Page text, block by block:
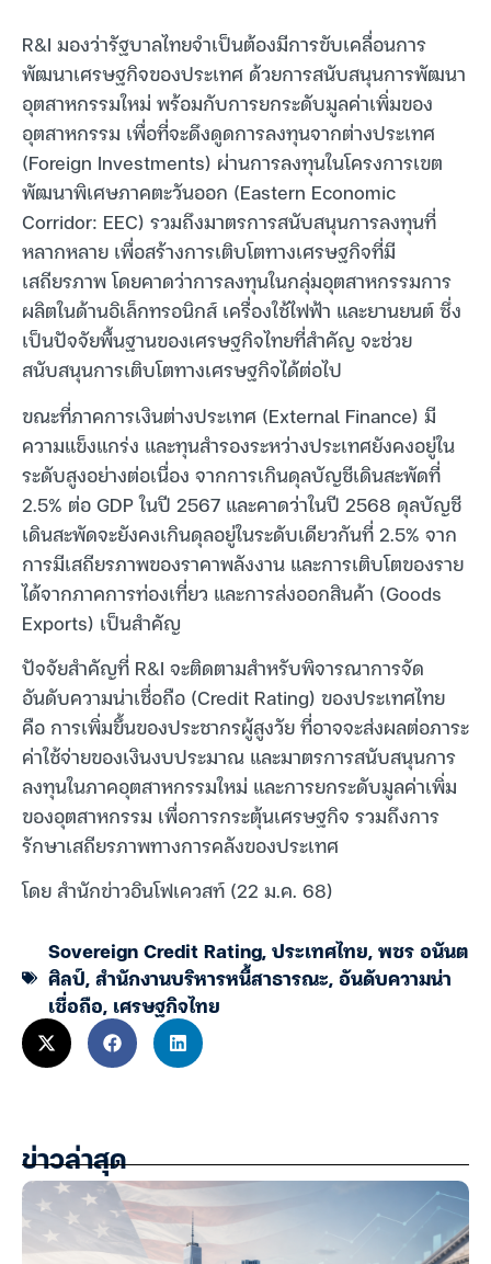
R&I มองว่ารัฐบาลไทยจำเป็นต้องมีการขับเคลื่อนการ
พัฒนาเศรษฐกิจของประเทศ ด้วยการสนับสนุนการพัฒนา
อุตสาหกรรมใหม่ พร้อมกับการยกระดับมูลค่าเพิ่มของ
อุตสาหกรรม เพื่อที่จะดึงดูดการลงทุนจากต่างประเทศ
(Foreign Investments) ผ่านการลงทุนในโครงการเขต
พัฒนาพิเศษภาคตะวันออก (Eastern Economic
Corridor: EEC) รวมถึงมาตรการสนับสนุนการลงทุนที่
หลากหลาย เพื่อสร้างการเติบโตทางเศรษฐกิจที่มี
เสถียรภาพ โดยคาดว่าการลงทุนในกลุ่มอุตสาหกรรมการ
ผลิตในด้านอิเล็กทรอนิกส์ เครื่องใช้ไฟฟ้า และยานยนต์ ซึ่ง
เป็นปัจจัยพื้นฐานของเศรษฐกิจไทยที่สำคัญ จะช่วย
สนับสนุนการเติบโตทางเศรษฐกิจได้ต่อไป
ขณะที่ภาคการเงินต่างประเทศ (External Finance) มี
ความแข็งแกร่ง และทุนสำรองระหว่างประเทศยังคงอยู่ใน
ระดับสูงอย่างต่อเนื่อง จากการเกินดุลบัญชีเดินสะพัดที่
2.5% ต่อ GDP ในปี 2567 และคาดว่าในปี 2568 ดุลบัญชี
เดินสะพัดจะยังคงเกินดุลอยู่ในระดับเดียวกันที่ 2.5% จาก
การมีเสถียรภาพของราคาพลังงาน และการเติบโตของราย
ได้จากภาคการท่องเที่ยว และการส่งออกสินค้า (Goods
Exports) เป็นสำคัญ
ปัจจัยสำคัญที่ R&I จะติดตามสำหรับพิจารณาการจัด
อันดับความน่าเชื่อถือ (Credit Rating) ของประเทศไทย
คือ การเพิ่มขึ้นของประชากรผู้สูงวัย ที่อาจจะส่งผลต่อภาระ
ค่าใช้จ่ายของเงินงบประมาณ และมาตรการสนับสนุนการ
ลงทุนในภาคอุตสาหกรรมใหม่ และการยกระดับมูลค่าเพิ่ม
ของอุตสาหกรรม เพื่อการกระตุ้นเศรษฐกิจ รวมถึงการ
รักษาเสถียรภาพทางการคลังของประเทศ
โดย สำนักข่าวอินโฟเควสท์ (22 ม.ค. 68)
Sovereign Credit Rating,ประเทศไทย,พชร อนันต
ศิลป์,สำนักงานบริหารหนี้สาธารณะ,อันดับความน่า
เชื่อถือ, เศรษฐกิจไทย
ข่าวล่าสุด